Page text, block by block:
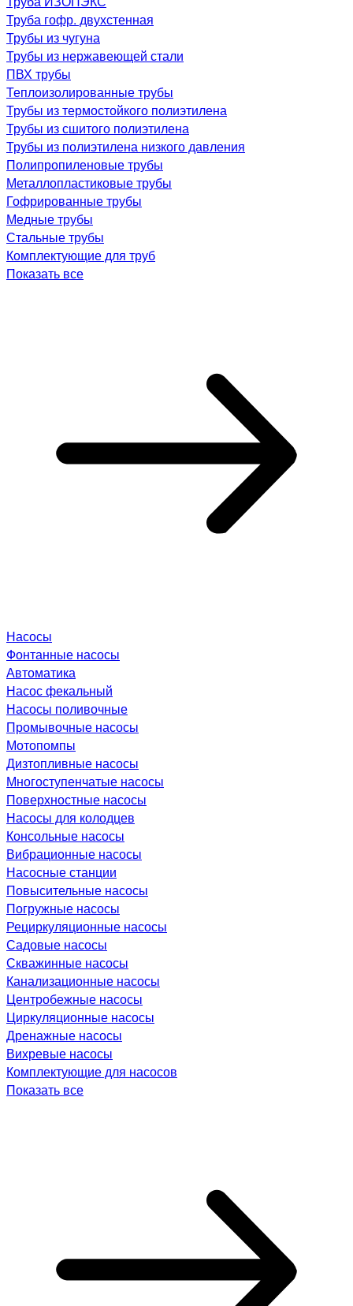
Труба гофр. двухстенная
Трубы из чугуна
Трубы из нержавеющей стали
ПВХ трубы
Теплоизолированные трубы
Трубы из термостойкого полиэтилена
Трубы из сшитого полиэтилена
Трубы из полиэтилена низкого давления
Полипропиленовые трубы
Металлопластиковые трубы
Гофрированные трубы
Медные трубы
Стальные трубы
Комплектующие для труб
Показать все
Насосы
Фонтанные насосы
Автоматика
Насос фекальный
Насосы поливочные
Промывочные насосы
Мотопомпы
Дизтопливные насосы
Многоступенчатые насосы
Поверхностные насосы
Насосы для колодцев
Консольные насосы
Вибрационные насосы
Насосные станции
Повысительные насосы
Погружные насосы
Рециркуляционные насосы
Садовые насосы
Скважинные насосы
Канализационные насосы
Центробежные насосы
Циркуляционные насосы
Дренажные насосы
Вихревые насосы
Комплектующие для насосов
Показать все